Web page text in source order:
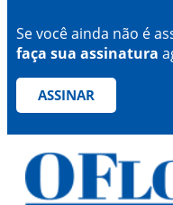
Se você ainda não é
faça sua assinatura
ASSINAR